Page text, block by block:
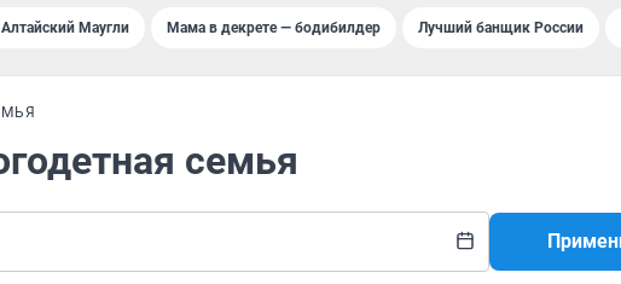
Маугли Мама в декрете — бодибилдер Лучший банщик России
семья